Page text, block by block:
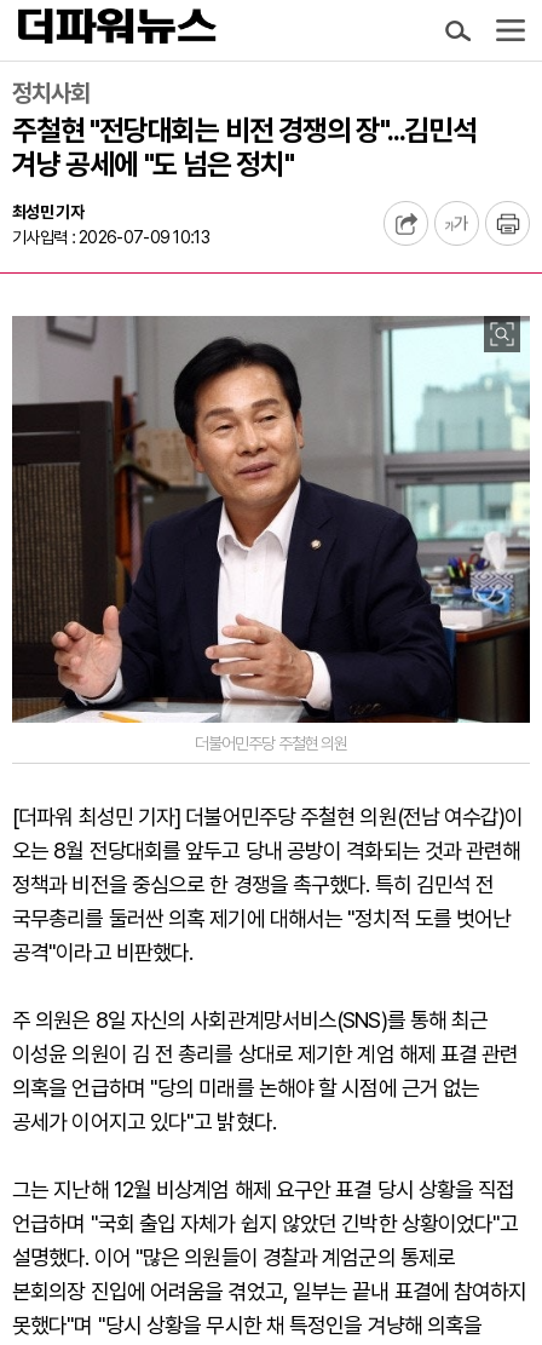
정치사회
주철현 "전당대회는 비전 경쟁의 장"...김민석
겨냥 공세에 "도 넘은 정치"
최성민 기자
기사입력 : 2026-07-09 10:13
더불어민주당 주철현 의원
[더파워 최성민 기자] 더불어민주당 주철현 의원(전남 여수갑)이
오는 8월 전당대회를 앞두고 당내 공방이 격화되는 것과 관련해
정책과 비전을 중심으로 한 경쟁을 촉구했다. 특히 김민석 전
국무총리를 둘러싼 의혹 제기에 대해서는 "정치적 도를 벗어난
공격"이라고 비판했다.
주 의원은 8일 자신의 사회관계망서비스(SNS)를 통해 최근
이성윤 의원이 김 전 총리를 상대로 제기한 계엄 해제 표결 관련
의혹을 언급하며 "당의 미래를 논해야 할 시점에 근거 없는
공세가 이어지고 있다"고 밝혔다.
그는 지난해 12월 비상계엄 해제 요구안 표결 당시 상황을 직접
언급하며 "국회 출입 자체가 쉽지 않았던 긴박한 상황이었다"고
설명했다. 이어 "많은 의원들이 경찰과 계엄군의 통제로
본회의장 진입에 어려움을 겪었고, 일부는 끝내 표결에 참여하지
못했다"며 "당시 상황을 무시한 채 특정인을 겨냥해 의혹을